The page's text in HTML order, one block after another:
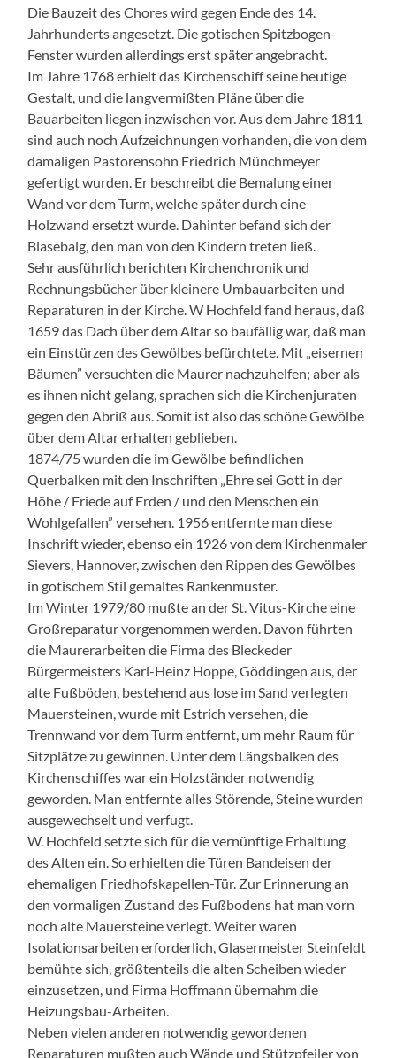
Die Bauzeit des Chores wird gegen Ende des 14.
Jahrhunderts angesetzt. Die gotischen Spitzbogen-
Fenster wurden allerdings erst später angebracht.
Im Jahre 1768 erhielt das Kirchenschiff seine heutige
Gestalt, und die langvermißten Pläne über die
Bauarbeiten liegen inzwischen vor. Aus dem Jahre 1811
sind auch noch Aufzeichnungen vorhanden, die von dem
damaligen Pastorensohn Friedrich Münchmeyer
gefertigt wurden. Er beschreibt die Bemalung einer
Wand vor dem Turm, welche später durch eine
Holzwand ersetzt wurde. Dahinter befand sich der
Blasebalg, den man von den Kindern treten ließ.
Sehr ausführlich berichten Kirchenchronik und
Rechnungsbücher über kleinere Umbauarbeiten und
Reparaturen in der Kirche. W Hochfeld fand heraus, daß
1659 das Dach über dem Altar so baufällig war, daß man
ein Einstürzen des Gewölbes befürchtete. Mit „eisernen
Bäumen” versuchten die Maurer nachzuhelfen; aber als
es ihnen nicht gelang, sprachen sich die Kirchenjuraten
gegen den Abriß aus. Somit ist also das schöne Gewölbe
über dem Altar erhalten geblieben.
1874/75 wurden die im Gewölbe befindlichen
Querbalken mit den Inschriften „Ehre sei Gott in der
Höhe / Friede auf Erden / und den Menschen ein
Wohlgefallen” versehen. 1956 entfernte man diese
Inschrift wieder, ebenso ein 1926 von dem Kirchenmaler
Sievers, Hannover, zwischen den Rippen des Gewölbes
in gotischem Stil gemaltes Rankenmuster.
Im Winter 1979/80 mußte an der St. Vitus-Kirche eine
Großreparatur vorgenommen werden. Davon führten
die Maurerarbeiten die Firma des Bleckeder
Bürgermeisters Karl-Heinz Hoppe, Göddingen aus, der
alte Fußböden, bestehend aus lose im Sand verlegten
Mauersteinen, wurde mit Estrich versehen, die
Trennwand vor dem Turm entfernt, um mehr Raum für
Sitzplätze zu gewinnen. Unter dem Längsbalken des
Kirchenschiffes war ein Holzständer notwendig
geworden. Man entfernte alles Störende, Steine wurden
ausgewechselt und verfugt.
W. Hochfeld setzte sich für die vernünftige Erhaltung
des Alten ein. So erhielten die Türen Bandeisen der
ehemaligen Friedhofskapellen-Tür. Zur Erinnerung an
den vormaligen Zustand des Fußbodens hat man vorn
noch alte Mauersteine verlegt. Weiter waren
Isolationsarbeiten erforderlich, Glasermeister Steinfeldt
bemühte sich, größtenteils die alten Scheiben wieder
einzusetzen, und Firma Hoffmann übernahm die
Heizungsbau-Arbeiten.
Neben vielen anderen notwendig gewordenen
Reparaturen mußten auch Wände und Stützpfeiler von